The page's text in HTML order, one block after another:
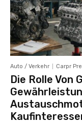
Auto / Verkehr Carpr
Die Rolle Von